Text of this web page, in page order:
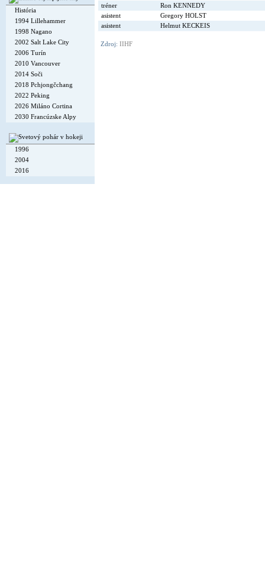
História
1994 Lillehammer
1998 Nagano
2002 Salt Lake City
2006 Turín
2010 Vancouver
2014 Soči
2018 Pchjongčchang
2022 Peking
2026 Miláno Cortina
2030 Francúzske Alpy
1996
2004
2016
tréner
Ron KENNEDY
asistent
Gregory HOLST
asistent
Helmut KECKEIS
Zdroj: IIHF